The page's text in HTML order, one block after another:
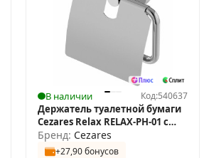
В наличии Код:540637
Держатель туалетной бумаги
Cezares Relax RELAX-PH-01 с
крышкой
Бренд: Cezares
+27,90 бонусов